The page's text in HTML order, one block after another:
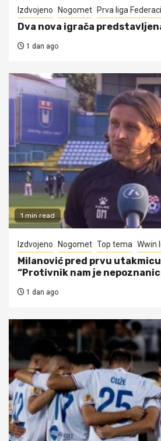
Izdvojeno Nogomet Prva liga
Dva nova igrača
1 dan ago
1 min read
Izdvojeno Nogomet Top tema Wwin
Milanović pred prvu
“Protivnik nam je
1 dan ago